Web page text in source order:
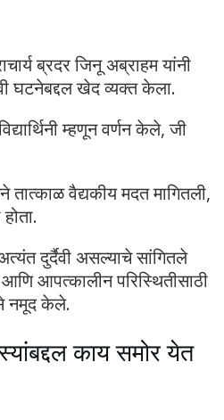
ब्रदर जिनू अब्राहम यांनी
घटनेबद्दल खेद व्यक्त केला.
म्हणून वर्णन केले, जी
तात्काळ वैद्यकीय मदत मागितली,
दुर्दैवी असल्याचे सांगितले
आपत्कालीन परिस्थितीसाठी
नमूद केले.
काय समोर येत